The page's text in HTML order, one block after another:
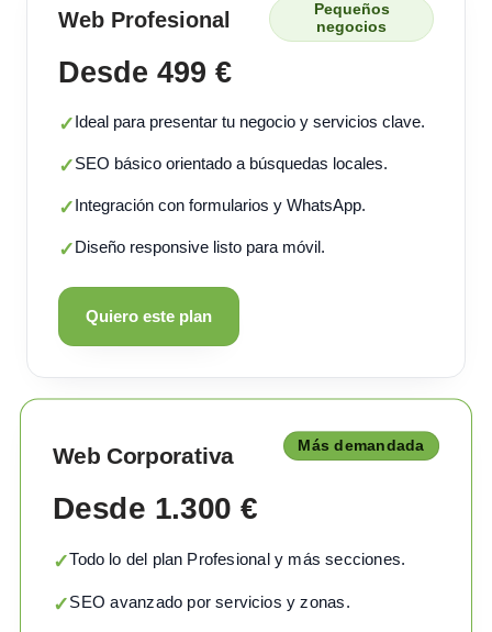
Web Profesional
Pequeños
negocios
Desde 499 €
✓Ideal para presentar tu negocio y servicios clave.
✓SEO básico orientado a búsquedas locales.
✓Integración con formularios y WhatsApp.
✓Diseño responsive listo para móvil.
Quiero este plan
Web Corporativa Más demandada
Desde 1.300 €
✓Todo lo del plan Profesional y más secciones.
✓SEO avanzado por servicios y zonas.